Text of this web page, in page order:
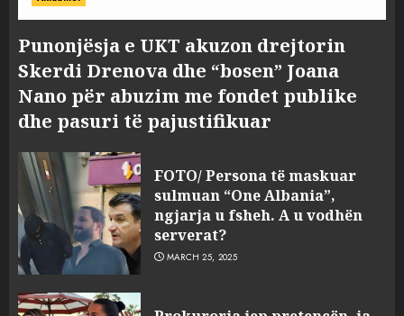
Punonjësja e UKT akuzon drejtorin
Skerdi Drenova dhe “bosen” Joana
Nano për abuzim me fondet publike
dhe pasuri të pajustifikuar
FOTO/ Persona të maskuar
sulmuan “One Albania”,
ngjarja u fsheh. A u vodhën
serverat?
MARCH 25, 2025